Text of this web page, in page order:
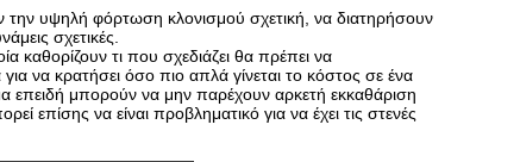
την υψηλή φόρτωση κλονισμού σχετική, να διατηρήσουν
σχετικές.
καθορίζουν τι που σχεδιάζει θα πρέπει να
να κρατήσει όσο πιο απλά γίνεται το κόστος σε ένα
επειδή μπορούν να μην παρέχουν αρκετή εκκαθάριση
να είναι προβληματικό για να έχει τις στενές